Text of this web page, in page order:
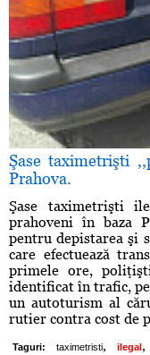
Şase taximetrişti
Prahova.
Şase taximetrişti
prahoveni în baza
pentru depistarea şi
care efectuează
primele ore,
identificat în trafic,
un autoturism al
rutier contra cost de
Taguri: taximetristi, ilegal ,